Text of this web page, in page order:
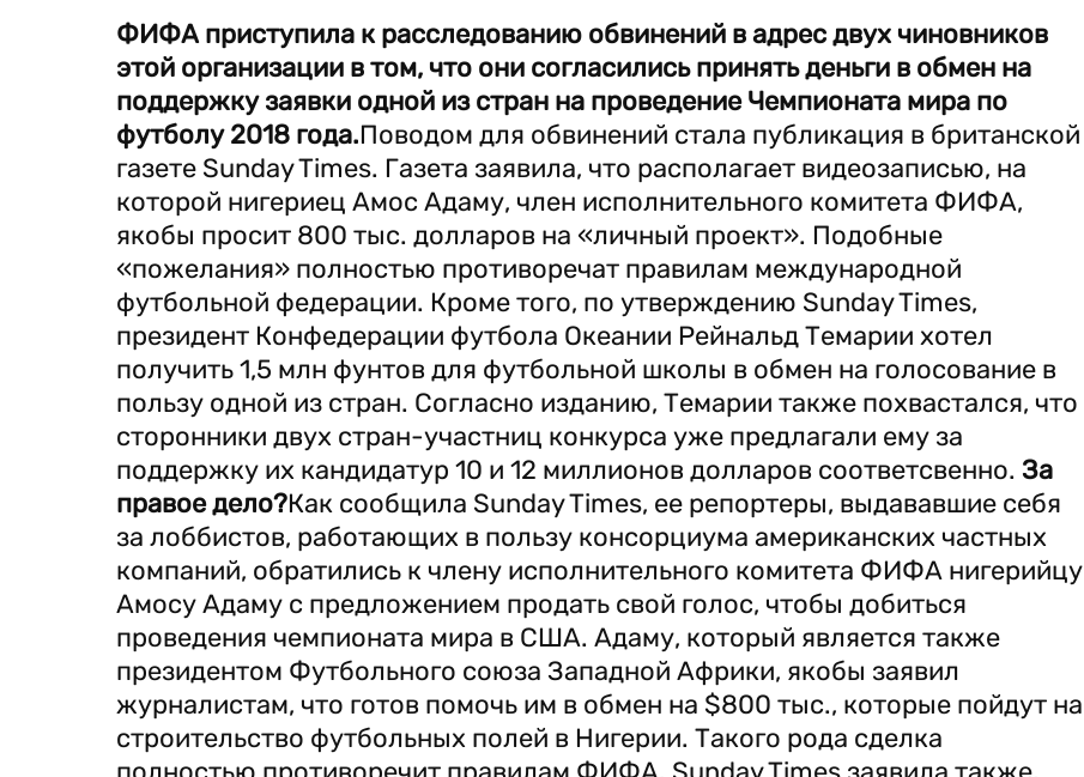
ФИФА приступила к расследованию обвинений в адрес двух чиновников
этой организации в том, что они согласились принять деньги в обмен на
поддержку заявки одной из стран на проведение Чемпионата мира по
футболу 2018 года.Поводом для обвинений стала публикация в британской
газете Sunday Times. Газета заявила, что располагает видеозаписью, на
которой нигериец Амос Адаму, член исполнительного комитета ФИФА,
якобы просит 800 тыс. долларов на «личный проект». Подобные
«пожелания» полностью противоречат правилам международной
футбольной федерации. Кроме того, по утверждению Sunday Times,
президент Конфедерации футбола Океании Рейнальд Темарии хотел
получить 1,5 млн фунтов для футбольной школы в обмен на голосование в
пользу одной из стран. Согласно изданию, Темарии также похвастался, что
сторонники двух стран-участниц конкурса уже предлагали ему за
поддержку их кандидатур 10 и 12 миллионов долларов соответсвенно. За
правое дело?Как сообщила Sunday Times, ее репортеры, выдававшие себя
за лоббистов, работающих в пользу консорциума американских частных
компаний, обратились к члену исполнительного комитета ФИФА нигерийцу
Амосу Адаму с предложением продать свой голос, чтобы добиться
проведения чемпионата мира в США. Адаму, который является также
президентом Футбольного союза Западной Африки, якобы заявил
журналистам, что готов помочь им в обмен на $800 тыс., которые пойдут на
строительство футбольных полей в Нигерии. Такого рода сделка